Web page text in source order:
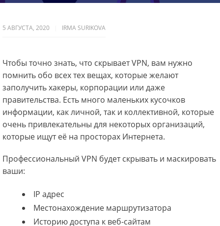
5 АВГУСТА, 2020 IRMA SURIKOVA
Чтобы точно знать, что скрывает VPN, вам нужно
помнить обо всех тех вещах, которые желают
заполучить хакеры, корпорации или даже
правительства. Есть много маленьких кусочков
информации, как личной, так и коллективной, которые
очень привлекательны для некоторых организаций,
которые ищут её на просторах Интернета.
Профессиональный VPN будет скрывать и маскировать
ваши:
IP адрес
Местонахождение маршрутизатора
Историю доступа к веб-сайтам